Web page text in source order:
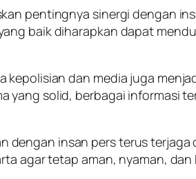
pentingnya sinergi dengan
baik diharapkan dapat
dan media juga
yang solid, berbagai informasi
dengan insan pers terus
agar tetap aman, nyaman, dan